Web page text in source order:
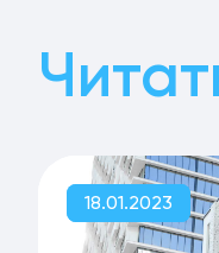
18.01.2023